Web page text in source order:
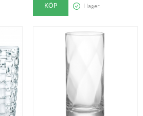
KÖP I lager.